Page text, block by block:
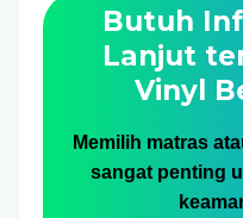
Butuh
Lanjut
Vinyl
Memilih matras
sangat penting